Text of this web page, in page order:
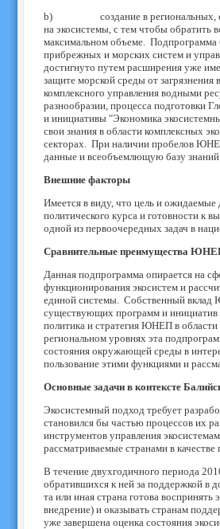
b) создание в региональных,
на экосистемы, с тем чтобы обратить
максимальном объеме. Подпрограмма
прибрежных и морских систем и
достигнуто путем расширения уже
защите морской среды от
комплексного управления водными
разнообразии, процесса подготовки
и инициативы "Экономика
свои знания в области комплексных
секторах. При наличии пробелов
данные и всеобъемлющую базу
Внешние факторы
Имеется в виду, что цель и
политического курса и готовности к
одной из первоочередных задач в
Сравнительные преимущества
Данная подпрограмма опирается на
функционирования экосистем и
единой системы. Собственный вклад
существующих программ и
политика и стратегия ЮНЕП в
региональном уровнях эта
состояния окружающей среды в
пользование этими функциями и
Основные задачи в контексте
Экосистемный подход требует
становился бы частью процессов их
инструментов управления
рассматриваемые странами в
В течение двухгодичного периода
обратившихся к ней за поддержкой в
та или иная страна готова
внедрение) и оказывать странам
уже завершена оценка состояния